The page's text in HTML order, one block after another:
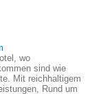
wo
sind wie
Mit reichhaltigem
Rund um